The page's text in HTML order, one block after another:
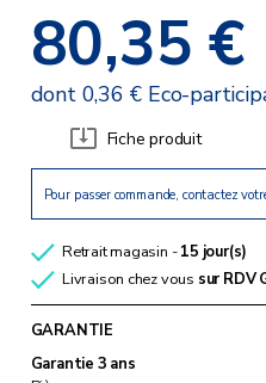
80,35 €
dont 0,36 € Eco-
Fiche produit
Pour passer commande, contactez
Retrait magasin -15 jour(s)
Livraison chez vous sur RDV
GARANTIE
Garantie 3 ans